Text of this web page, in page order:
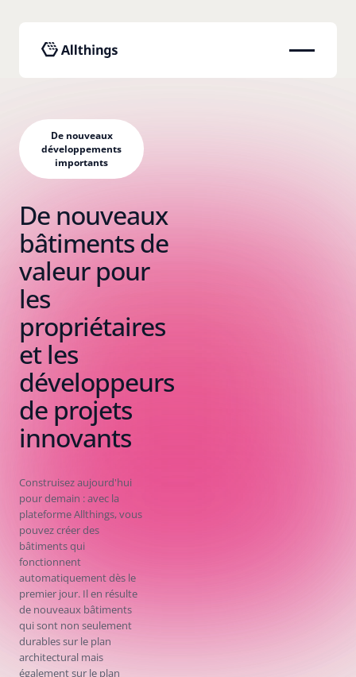
De nouveaux
développements
importants
De nouveaux
bâtiments de
valeur pour
les
propriétaires
et les
développeurs
de projets
innovants
Construisez aujourd'hui
pour demain : avec la
plateforme Allthings, vous
pouvez créer des
bâtiments qui
fonctionnent
automatiquement dès le
premier jour. Il en résulte
de nouveaux bâtiments
qui sont non seulement
durables sur le plan
architectural mais
également sur le plan